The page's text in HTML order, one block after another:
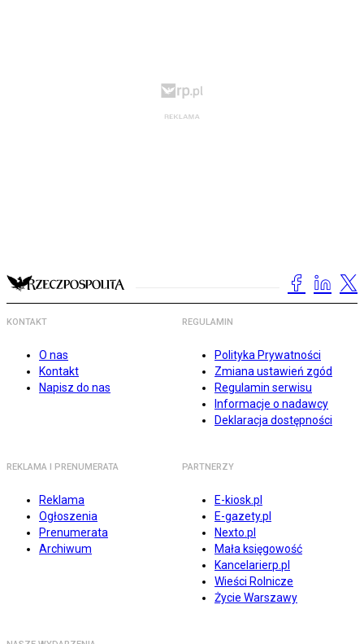
KONTAKT
O nas
Kontakt
Napisz do nas
REGULAMIN
Polityka Prywatności
Zmiana ustawień zgód
Regulamin serwisu
Informacje o nadawcy
Deklaracja dostępności
REKLAMA I PRENUMERATA
Reklama
Ogłoszenia
Prenumerata
Archiwum
PARTNERZY
E-kiosk.pl
E-gazety.pl
Nexto.pl
Mała księgowość
Kancelarierp.pl
Wieści Rolnicze
Życie Warszawy